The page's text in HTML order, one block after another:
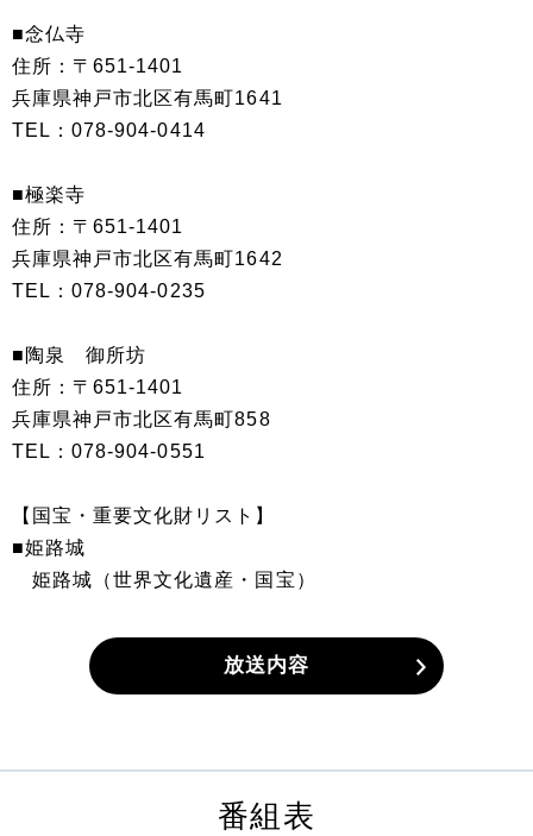
■念仏寺
住所：〒651-1401
兵庫県神戸市北区有馬町1641
TEL：078-904-0414
■極楽寺
住所：〒651-1401
兵庫県神戸市北区有馬町1642
TEL：‭078-904-0235‬‬‬
■陶泉 御所坊
住所：〒651-1401
兵庫県神戸市北区有馬町858
TEL：078-904-0551
【国宝・重要文化財リスト】
■姫路城
姫路城（世界文化遺産・国宝）
放送内容
番組表